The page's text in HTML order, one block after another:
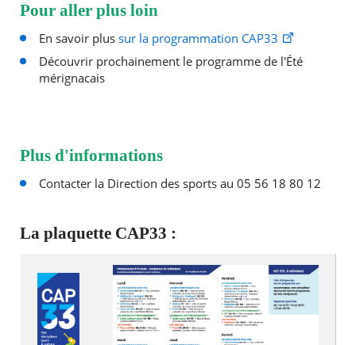
Pour aller plus loin
En savoir plussur la programmation CAP33
Découvrir prochainement le programme de l'Été
mérignacais
Plus d'informations
Contacter la Direction des sports au 05 56 18 80 12
La plaquette CAP33 :